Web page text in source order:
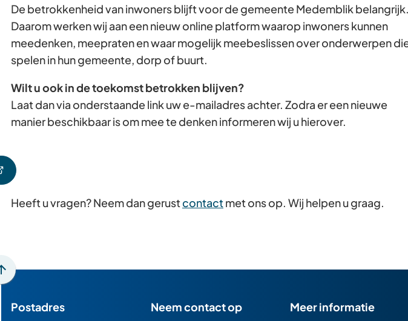
enter-
een
waarde
te
selecteren.
De betrokkenheid van inwoners blijft voor de gemeente Medemblik
Daarom werken wij aan een nieuw online platform waarop inwoners kunnen
meedenken, meepraten en waar mogelijk meebeslissen over onderwerpen
spelen in hun gemeente, dorp of buurt.
Wilt u ook in de toekomst betrokken blijven?
Laat dan via onderstaande link uw e-mailadres achter. Zodra er een nieuwe
manier beschikbaar is om mee te denken informeren wij u hierover.
Heeft u vragen? Neem dan gerustcontactmet ons op. Wij helpen u graag.
Scroll
boven
Postadres Neem contact op Meer informatie